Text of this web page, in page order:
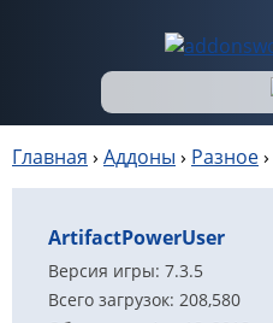
Главная › Аддоны › Разное›
ArtifactPowerUser
Версия игры: 7.3.5
Всего загрузок: 208,580